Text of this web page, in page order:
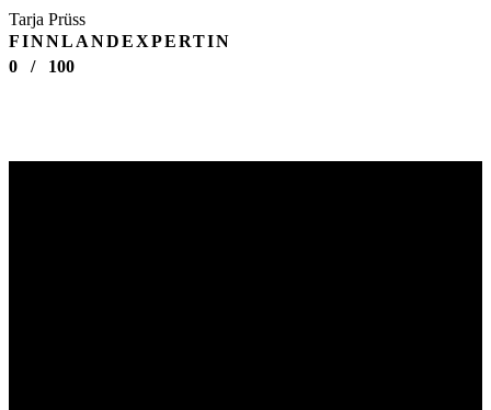
Tarja Prüss
FINNLANDEXPERTIN
0
/ 100